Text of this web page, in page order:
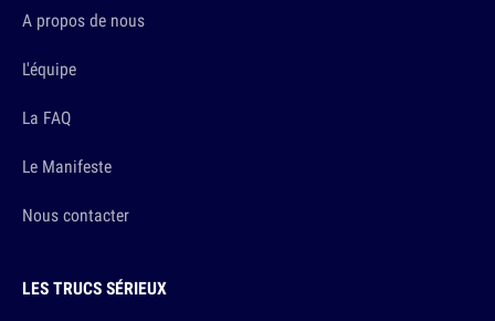
A propos de nous
L'équipe
La FAQ
Le Manifeste
Nous contacter
LES TRUCS SÉRIEUX